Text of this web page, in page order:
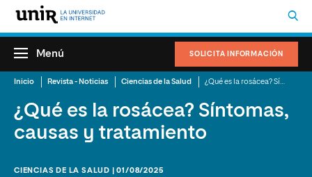
SOLICITA INFORMACIÓN
Menú
Inicio Revista - Noticias Ciencias de la Salud
¿Qué es la rosácea? Síntomas,
causas y tratamiento
CIENCIAS DE LA SALUD | 01/08/2025